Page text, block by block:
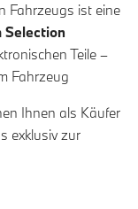
Fahrzeugs ist eine
Selection
Teile –
Fahrzeug
Ihnen als Käufer
exklusiv zur